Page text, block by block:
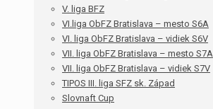
V. liga BFZ
VI.liga ObFZ Bratislava – mesto S6A
VI. liga ObFZ Bratislava – vidiek S6V
VII. liga ObFZ Bratislava – mesto S7A
VII. liga ObFZ Bratislava – vidiek S7V
TIPOS III. liga SFZ sk. Západ
Slovnaft Cup